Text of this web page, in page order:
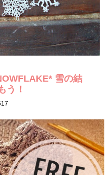
雪の結
う！